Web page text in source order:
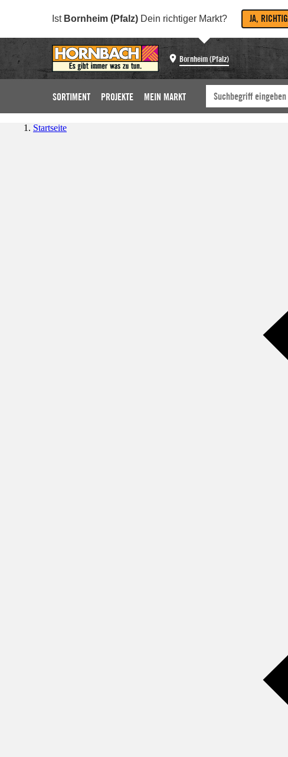
Ist Bornheim (Pfalz) Dein richtiger Markt? JA, RICHTIG
Bornheim (Pfalz)
SORTIMENT PROJEKTE MEIN MARKT
Startseite